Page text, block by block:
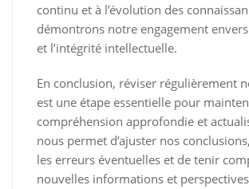
continu et à l’évolution des
démontrons notre engagement envers
et l’intégrité intellectuelle.
En conclusion, réviser régulièrement
est une étape essentielle pour
compréhension approfondie et
nous permet d’ajuster nos
les erreurs éventuelles et de tenir
nouvelles informations et